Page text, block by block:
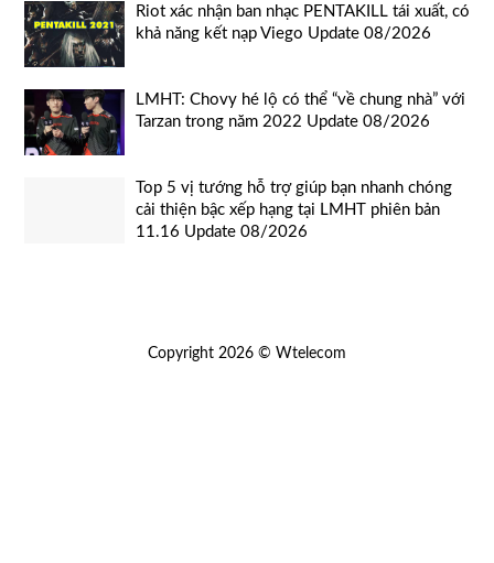
Riot xác nhận ban nhạc PENTAKILL tái xuất, có
khả năng kết nạp Viego Update 08/2026
LMHT: Chovy hé lộ có thể “về chung nhà” với
Tarzan trong năm 2022 Update 08/2026
Top 5 vị tướng hỗ trợ giúp bạn nhanh chóng
cải thiện bậc xếp hạng tại LMHT phiên bản
11.16 Update 08/2026
Copyright 2026 © Wtelecom